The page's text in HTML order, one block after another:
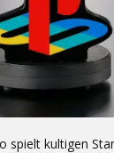
spielt kultigen